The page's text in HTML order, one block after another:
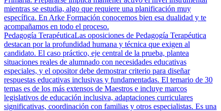
mientras se estudia, algo que requiere una planificación muy
específica. En Arke Formación conocemos bien esa dualidad y te
acompañamos en todo el proceso.
Pedagogía TerapéuticaLas oposiciones de Pedagogía Terapéutica
destacan por la profundidad humana y técnica que exigen al
candidato. El caso práctico, eje central de la prueba, plantea
situaciones reales de alumnado con necesidades educativas
especiales, y el opositor debe demostrar criterio para diseñar
respuestas educativas inclusivas y fundamentadas. El temario de 30
temas es de los más extensos de Maestros e incluye marcos
legislativos de educación inclusiva, adaptaciones curriculares
significativas, coordinación con familias y otros especialistas. Es una